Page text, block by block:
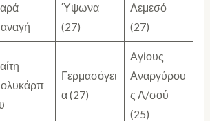
Ύψωνα
(27)
Λεμεσό
(27)
Γερμασόγει
α (27)
Αγίους
Αναργύρου
ς Λ/σού
(25)